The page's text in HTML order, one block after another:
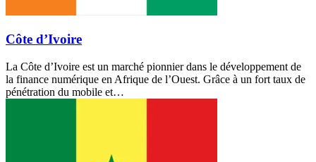
Côte d’Ivoire
La Côte d’Ivoire est un marché pionnier dans le développement de
la finance numérique en Afrique de l’Ouest. Grâce à un fort taux de
pénétration du mobile et…